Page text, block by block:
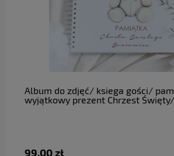
Album do zdjęć/ ksiega gości/
wyjątkowy prezent Chrzest
99,00 zł
do koszyka